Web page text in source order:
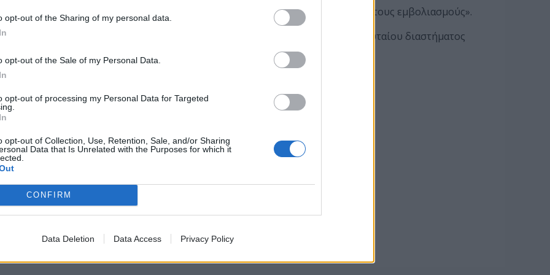
opt-out of the Sharing of my personal data.
opt-out of the Sale of my Personal Data.
opt-out of processing my Personal Data for Targeted
opt-out of Collection, Use, Retention, Sale, and/or Sharing
Data that Is Unrelated with the Purposes for which it
CONFIRM
Data Deletion Data Access Privacy Policy
ότι «η πληρότητα στα σινεμά και στα θέατρα θα μπορούσε να συνδυαστεί με τους εμβολιασμούς».
όσο και του κυρίου Γιατρομανωλάκη να επιβεβαιώνουν τις φήμες του τελευταίου διαστήματος
μεταχείριση για όσους σπεύσουν να εμβολιαστούν;